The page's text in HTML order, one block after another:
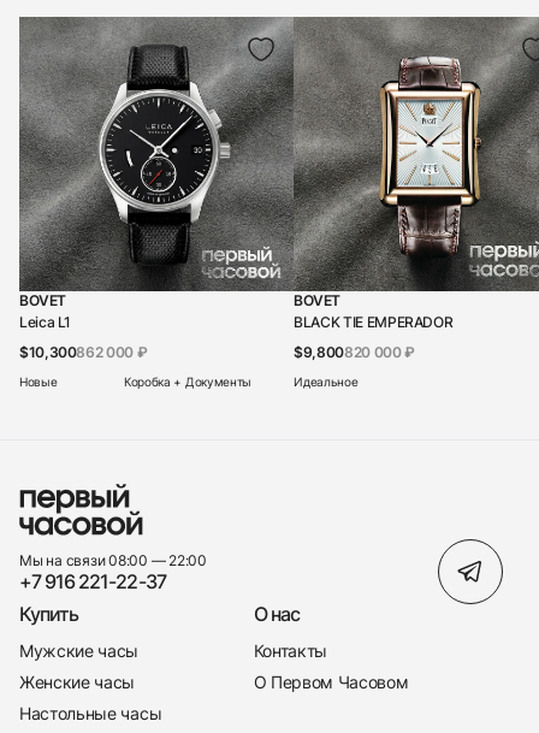
BOVET
Leica L1
$10,300862 000 ₽
Новые Коробка + Документы
BOVET
BLACK TIE EMPERADOR
$9,800820 000 ₽
Идеальное
Мы на связи 08:00 — 22:00
+7 916 221-22-37
Купить
Мужские часы
Женские часы
Настольные часы
О нас
Контакты
О Первом Часовом